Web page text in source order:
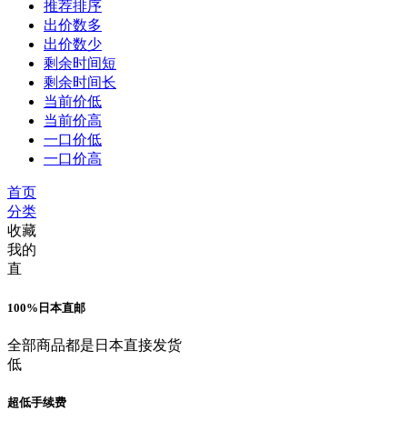
推荐排序
出价数多
出价数少
剩余时间短
剩余时间长
当前价低
当前价高
一口价低
一口价高
首页
分类
收藏
我的
直
100%日本直邮
全部商品都是日本直接发货
低
超低手续费